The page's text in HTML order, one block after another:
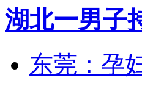
湖北一男子
东莞：孕